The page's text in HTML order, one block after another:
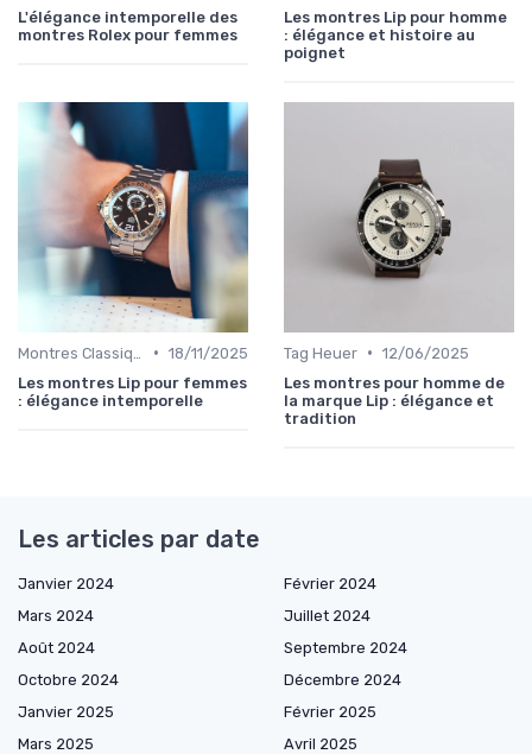
L'élégance intemporelle des
montres Rolex pour femmes
Les montres Lip pour homme
: élégance et histoire au
poignet
• 18/11/2025
Les montres Lip pour femmes
: élégance intemporelle
Tag Heuer • 12/06/2025
Les montres pour homme de
la marque Lip : élégance et
tradition
Les articles par date
Janvier 2024
Février 2024
Mars 2024
Juillet 2024
Août 2024
Septembre 2024
Octobre 2024
Décembre 2024
Janvier 2025
Février 2025
Mars 2025
Avril 2025